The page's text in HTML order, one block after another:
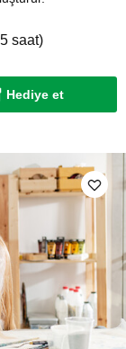
saat)
Hediye et